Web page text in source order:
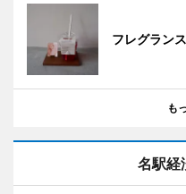
フレグラン
も
名駅経